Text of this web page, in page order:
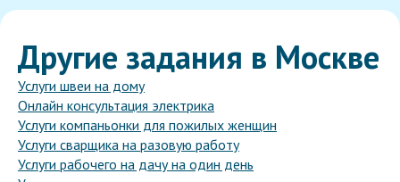
Другие задания в Москве
Услуги швеи на дому
Онлайн консультация электрика
Услуги компаньонки для пожилых женщин
Услуги сварщика на разовую работу
Услуги рабочего на дачу на один день